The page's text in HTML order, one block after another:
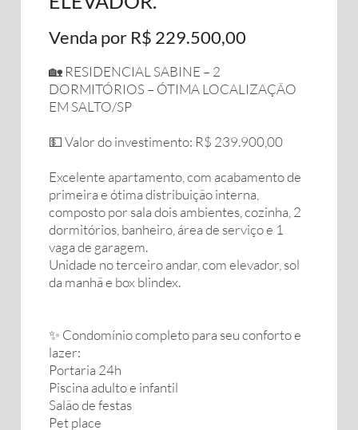
Venda por R$ 229.500,00
🏡 RESIDENCIAL SABINE – 2
DORMITÓRIOS – ÓTIMA LOCALIZAÇÃO
EM SALTO/SP
💵 Valor do investimento: R$ 239.900,00
Excelente apartamento, com acabamento de
primeira e ótima distribuição interna,
composto por sala dois ambientes, cozinha, 2
dormitórios, banheiro, área de serviço e 1
vaga de garagem.
Unidade no terceiro andar, com elevador, sol
da manhã e box blindex.
✨ Condomínio completo para seu conforto e
lazer:
Portaria 24h
Piscina adulto e infantil
Salão de festas
Pet place